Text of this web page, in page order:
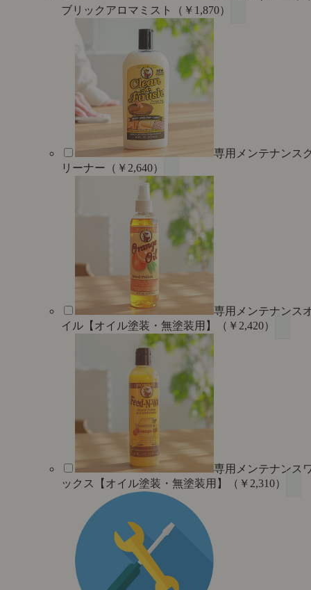
ブリックアロマミスト（￥1,870）
専用メンテナンス
リーナー（￥2,640）
専用メンテナンス
イル【オイル塗装・無塗装用】（￥2,420）
専用メンテナンス
ックス【オイル塗装・無塗装用】（￥2,310）